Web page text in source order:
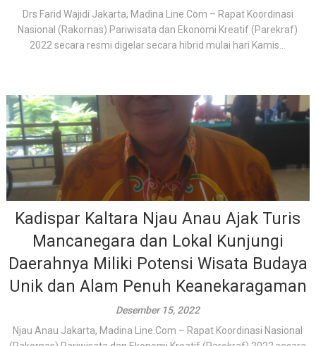
Drs Farid Wajidi Jakarta, Madina Line.Com – Rapat Koordinasi
Nasional (Rakornas) Pariwisata dan Ekonomi Kreatif (Parekraf)
2022 secara resmi digelar secara hibrid mulai hari Kamis...
Kadispar Kaltara Njau Anau Ajak Turis
Mancanegara dan Lokal Kunjungi
Daerahnya Miliki Potensi Wisata Budaya
Unik dan Alam Penuh Keanekaragaman
Desember 15, 2022
Njau Anau Jakarta, Madina Line.Com – Rapat Koordinasi Nasional